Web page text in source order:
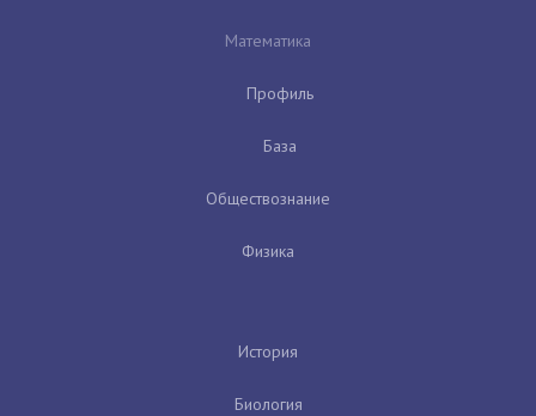
Математика
Профиль
База
Обществознание
Физика
История
Биология